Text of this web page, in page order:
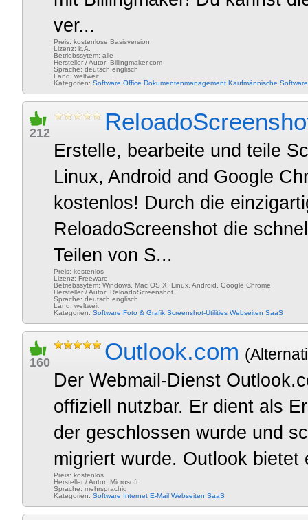
ver...
Preis: kostenlose Basisversion
Lizenz: k.A.
Betriebssytem: alle
Hersteller / Autor: Billingmaker.com
Sprache: deutsch,englisch
Land: weltweit
Kategorien: Software Office Dokumentenmanagement Kaufmännische Software
212
Erstelle, bearbeite und teile
Linux, Android and Google
kostenlos! Durch die
ReloadoScreenshot die
Teilen von S...
Preis: kostenlos
Lizenz: Freeware
Betriebssytem: Windows, Mac OS X, Linux, Android, Google Chrome
Hersteller / Autor: ReloadoScreenshot
Sprache: deutsch,englisch
Land: weltweit
Kategorien: Software Foto & Grafik Screenshot-Utilities Webseiten SaaS
160 Outlook.com
Der Webmail-Dienst
offiziell nutzbar. Er dient als
der geschlossen wurde und
migriert wurde. Outlook
Preis: kostenlos
Hersteller / Autor: Microsoft
Sprache: mehrsprachig
Kategorien: Software Internet E-Mail Webseiten SaaS